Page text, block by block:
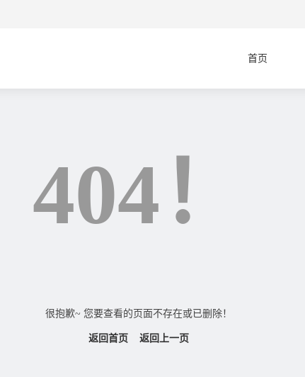
首页
404！
很抱歉~ 您要查看的页面不存在或已删除！
返回首页 返回上一页